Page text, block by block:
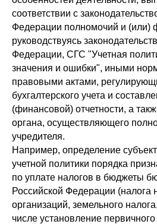
соответствии с
Федерации полномочий и (или)
руководствуясь
Федерации, СГС "Учетная
значения и ошибки", иными
правовыми актами,
бухгалтерского учета и
(финансовой) отчетности, а
органа, осуществляющего
учредителя.
Например, определение
учетной политики порядка
по уплате налогов в бюджеты
Российской Федерации (налога
организаций, земельного
числе установление первичного